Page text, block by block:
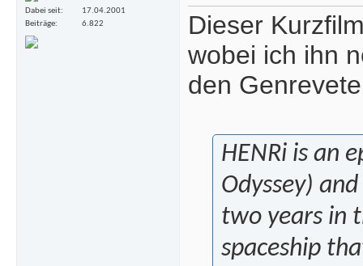
Dabei seit
17.04.2001
Beiträge
6.822
Dieser
wobei ich ihn
den
HENRi is an
Odyssey)
two years in
spaceship